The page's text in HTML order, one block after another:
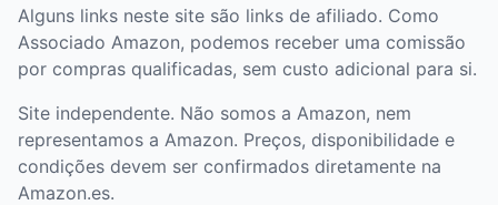
Alguns links neste site são links de afiliado. Como
Associado Amazon, podemos receber uma comissão
por compras qualificadas, sem custo adicional para si.
Site independente. Não somos a Amazon, nem
representamos a Amazon. Preços, disponibilidade e
condições devem ser confirmados diretamente na
Amazon.es.